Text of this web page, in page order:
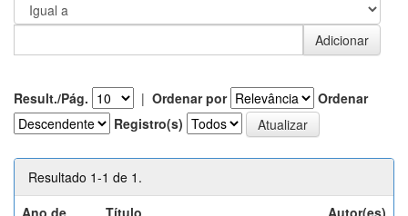
Result./Pág. | Ordenar por
Ordenar
Registro(s)
Resultado 1-1 de 1.
Ano de
Título Autor(es)